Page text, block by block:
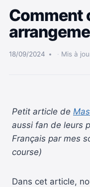
Comment
18/09/2024 Mis à
Petit article de
aussi fan de leurs
Français par mes
course)
Dans cet article,